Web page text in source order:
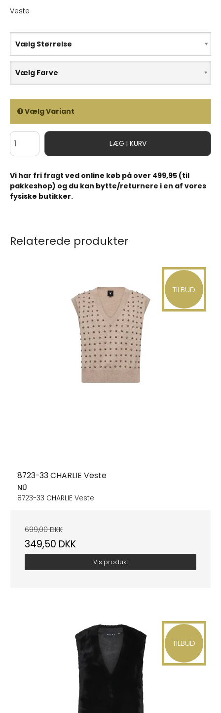
Veste
Vælg Størrelse
Vælg Farve
Vælg Variant
LÆG I KURV
Vi har fri fragt ved online køb på over 499,95 (til
pakkeshop) og du kan bytte/returnere i en af vores
fysiske butikker.
Relaterede produkter
TILBUD
8723-33 CHARLIE Veste
NÜ
8723-33 CHARLIE Veste
699,00 DKK
349,50 DKK
Vis produkt
TILBUD